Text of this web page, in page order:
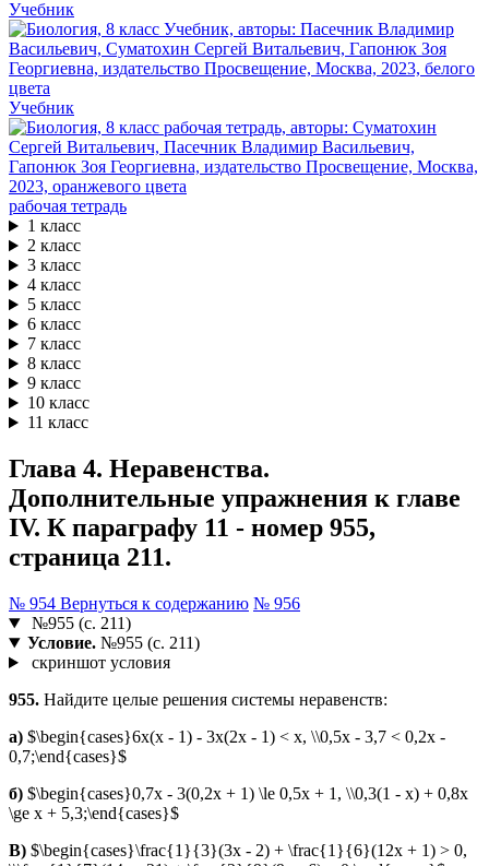
Учебник
Учебник
рабочая тетрадь
1 класс
2 класс
3 класс
4 класс
5 класс
6 класс
7 класс
8 класс
9 класс
10 класс
11 класс
Глава 4. Неравенства.
Дополнительные упражнения к главе
IV. К параграфу 11 - номер 955,
страница 211.
№ 954 Вернуться к содержанию № 956
№955 (с. 211)
Условие.№955 (с. 211)
скриншот условия
955. Найдите целые решения системы неравенств:
а) $\begin{cases}6x(x - 1) - 3x(2x - 1) < x, \\0,5x - 3,7 < 0,2x -
0,7;\end{cases}$
б) $\begin{cases}0,7x - 3(0,2x + 1) \le 0,5x + 1, \\0,3(1 - x) + 0,8x
\ge x + 5,3;\end{cases}$
В) $\begin{cases}\frac{1}{3}(3x - 2) + \frac{1}{6}(12x + 1) > 0,